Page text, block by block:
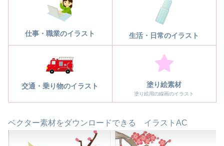
仕事・職業のイラスト 生活・日常のイラスト
交通・乗り物のイラスト 塗り絵素材
塗り絵用の線画のイラスト
ベクター素材をダウンロードできる イラストAC